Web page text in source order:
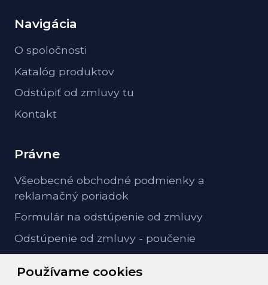
Používame cookies
Navigácia
O spoločnosti
Katalóg produktov
Odstúpiť od zmluvy tu
Kontakt
Právne
Všeobecné obchodné podmienky a
reklamačný poriadok
Formulár na odstúpenie od zmluvy
Odstúpenie od zmluvy - poučenie